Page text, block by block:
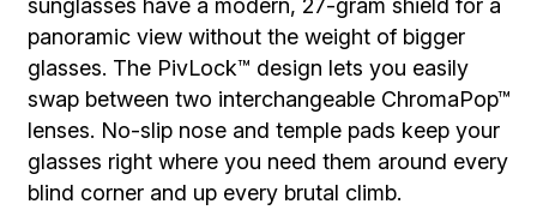
sunglasses have a modern, 27-gram shield for a
panoramic view without the weight of bigger
glasses. The PivLock™ design lets you easily
swap between two interchangeable ChromaPop™
lenses. No-slip nose and temple pads keep your
glasses right where you need them around every
blind corner and up every brutal climb.